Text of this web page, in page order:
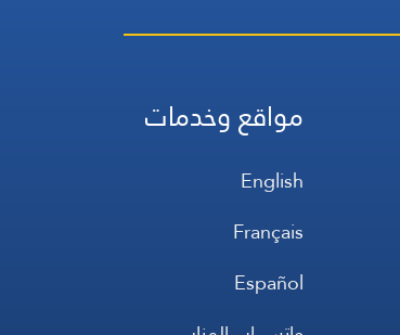
مواقع وخدمات
English
Français
Español